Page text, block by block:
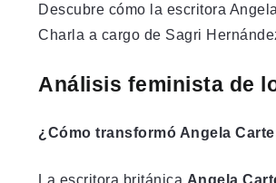
Descubre cómo la escritora
Charla a cargo de Sagri
Análisis feminista de
¿Cómo transformó Angela
La escritora británica Angela